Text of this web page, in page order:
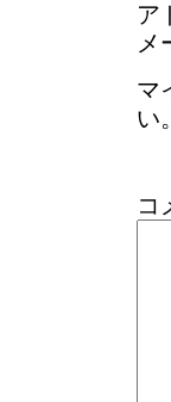
ア
メ
マ
い
コ